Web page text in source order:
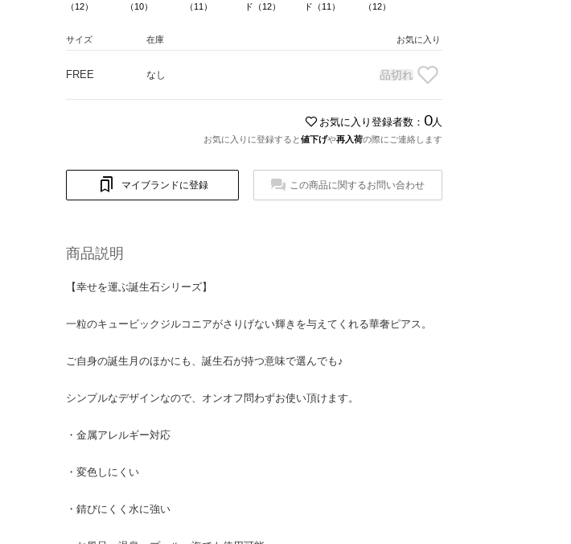
（12）
（10）
（11）
ド（12）
ド（11）
（12）
サイズ 在庫 お気に入り
FREE なし 品切れ
お気に入り登録者数： 0人
お気に入りに登録すると値下げや再入荷の際にご連絡します
マイブランドに登録 この商品に関するお問い合わせ
商品説明
【幸せを運ぶ誕生石シリーズ】
一粒のキュービックジルコニアがさりげない輝きを与えてくれる華奢ピアス。
ご自身の誕生月のほかにも、誕生石が持つ意味で選んでも♪
シンプルなデザインなので、オンオフ問わずお使い頂けます。
・金属アレルギー対応
・変色しにくい
・錆びにくく水に強い